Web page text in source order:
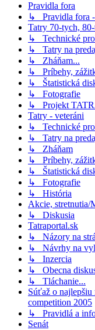
Pravidla fora
↳ Pravidla fora -
Tatry 70-tych,
↳ Technické
↳ Tatry na
↳ Zháňam...
↳ Príbehy,
↳ Štatistická
↳ Fotografie
↳ Projekt
Tatry - veteráni
↳ Technické
↳ Tatry na
↳ Zháňam
↳ Príbehy,
↳ Štatistická
↳ Fotografie
↳ História
Akcie, stretnutia/
↳ Diskusia
Tatraportal.sk
↳ Názory na
↳ Návrhy na
↳ Inzercia
↳ Obecna
↳ Tláchanie...
Súťaž o
competition 2005
↳ Pravidlá a
Senát